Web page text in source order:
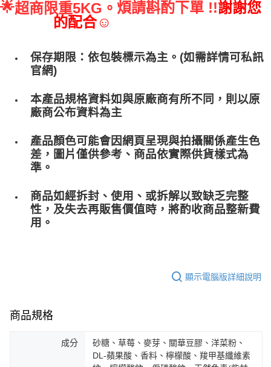
🌟超商限重5KG。 煩請斟酌下單 !!謝謝您
的配合☺
保存期限：依包裝標示為主。(如需詳情可私訊
官網)
本產品規格資料如與原廠商有所不同，則以原
廠商公布資料為主
產品顏色可能會因網頁呈現與拍攝關係產生色
差，圖片僅供參考、商品依實際供貨樣式為
準。
商品如經拆封、使用、或拆解以致缺乏完整
性，及失去再販售價值時，將酌收商品整﻿新費
用。
顯示電腦版詳細說明
商品規格
成分
砂糖、草莓、麥芽、關華豆膠、洋菜粉、
DL-蘋果酸、香料、檸檬酸、羧甲基纖維素